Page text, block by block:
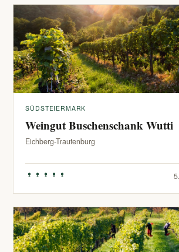
SÜDSTEIERMARK
Weingut Buschenschank Wutti
Eichberg-Trautenburg